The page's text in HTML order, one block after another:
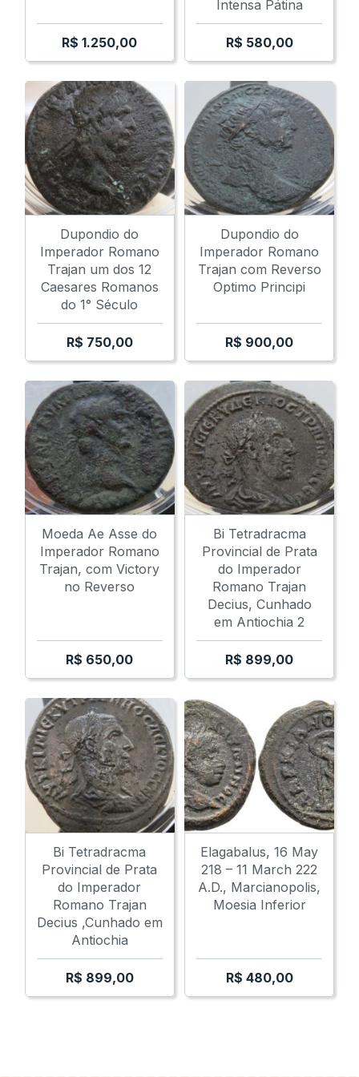
R$ 1.250,00
Intensa Pátina
R$ 580,00
Dupondio do
Imperador Romano
Trajan um dos 12
Caesares Romanos
do 1° Século
R$ 750,00
Dupondio do
Imperador Romano
Trajan com Reverso
Optimo Principi
R$ 900,00
Moeda Ae Asse do
Imperador Romano
Trajan, com Victory
no Reverso
R$ 650,00
Bi Tetradracma
Provincial de Prata
do Imperador
Romano Trajan
Decius, Cunhado
em Antiochia 2
R$ 899,00
Bi Tetradracma
Provincial de Prata
do Imperador
Romano Trajan
Decius ,Cunhado em
Antiochia
R$ 899,00
Elagabalus, 16 May
218 – 11 March 222
A.D., Marcianopolis,
Moesia Inferior
R$ 480,00